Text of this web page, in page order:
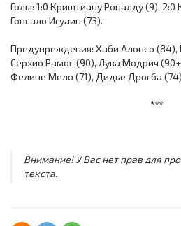
Голы: 1:0 Криштиану Роналду (9),
Гонсало Игуаин (73).
Предупреждения: Хаби Алонсо (84),
Серхио Рамос (90), Лука Модрич
Фелипе Мело (71), Дидье Дрогба
***
Внимание! У Вас нет прав для
текста.